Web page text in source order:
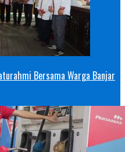
Bersama Warga Banjar